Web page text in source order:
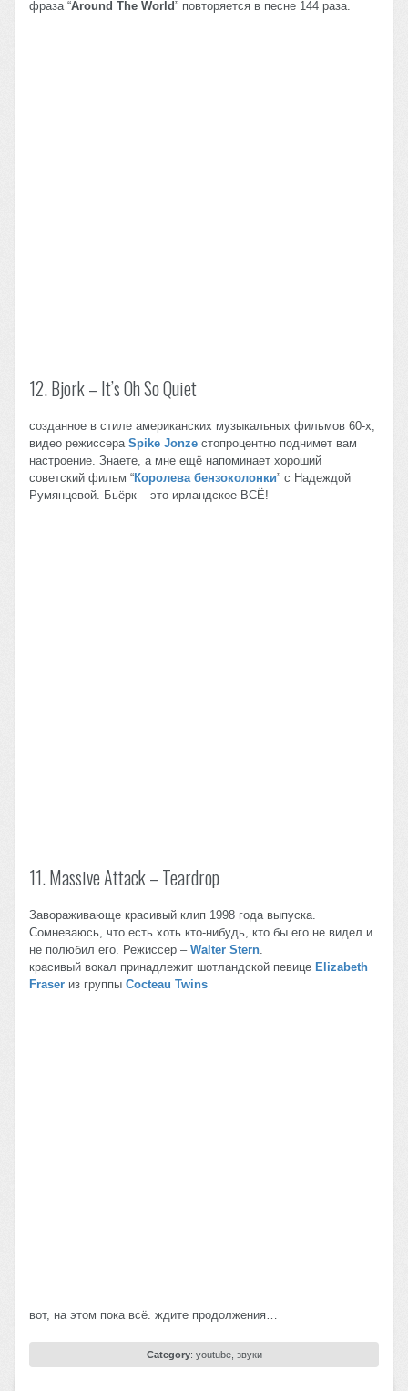
фраза “Around The World” повторяется в песне 144 раза.
12. Bjork – It’s Oh So Quiet
созданное в стиле американских музыкальных фильмов 60-x,
видео режиссера Spike Jonzeстопроцентно поднимет вам
настроение. Знаете, а мне ещё напоминает хороший
советский фильм “Королева бензоколонки” с Надеждой
Румянцевой. Бьёрк – это ирландское ВСЁ!
11. Massive Attack – Teardrop
Завораживающе красивый клип 1998 года выпуска.
Сомневаюсь, что есть хоть кто-нибудь, кто бы его не видел и
не полюбил его. Режиссер – Walter Stern.
красивый вокал принадлежит шотландской певице Elizabeth
Fraserиз группы Cocteau Twins
вот, на этом пока всё. ждите продолжения…
Category: youtube, звуки